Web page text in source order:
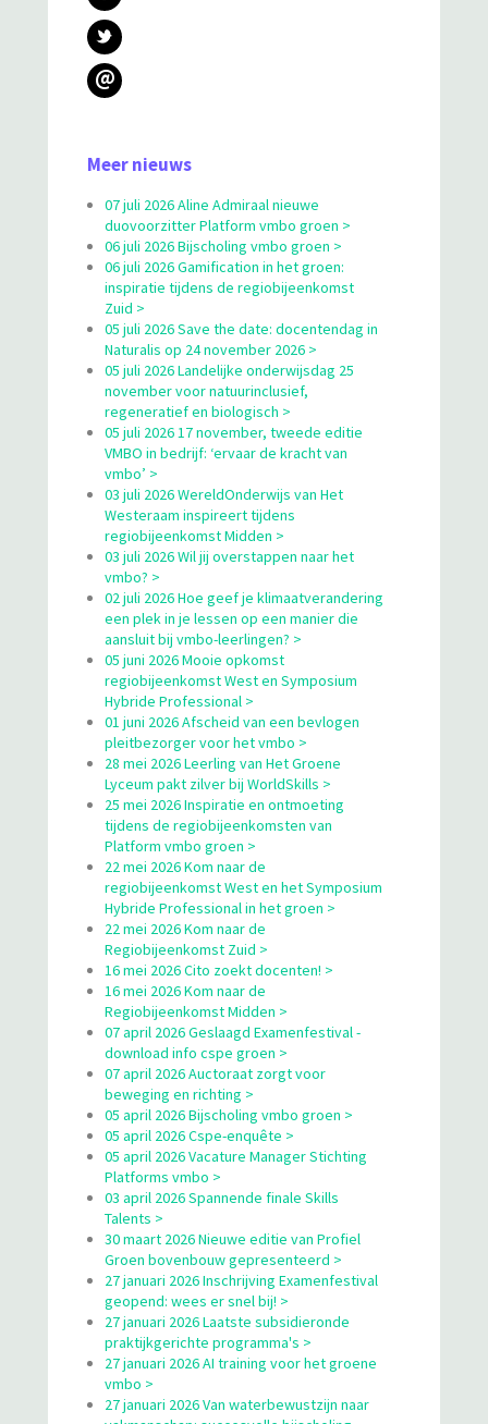
@
Meer nieuws
07 juli 2026 Aline Admiraal nieuwe
duovoorzitter Platform vmbo groen >
06 juli 2026 Bijscholing vmbo groen >
06 juli 2026 Gamification in het groen:
inspiratie tijdens de regiobijeenkomst
Zuid >
05 juli 2026 Save the date: docentendag in
Naturalis op 24 november 2026 >
05 juli 2026 Landelijke onderwijsdag 25
november voor natuurinclusief,
regeneratief en biologisch >
05 juli 2026 17 november, tweede editie
VMBO in bedrijf: ‘ervaar de kracht van
vmbo’ >
03 juli 2026 WereldOnderwijs van Het
Westeraam inspireert tijdens
regiobijeenkomst Midden >
03 juli 2026 Wil jij overstappen naar het
vmbo? >
02 juli 2026 Hoe geef je klimaatverandering
een plek in je lessen op een manier die
aansluit bij vmbo-leerlingen? >
05 juni 2026 Mooie opkomst
regiobijeenkomst West en Symposium
Hybride Professional >
01 juni 2026 Afscheid van een bevlogen
pleitbezorger voor het vmbo >
28 mei 2026 Leerling van Het Groene
Lyceum pakt zilver bij WorldSkills >
25 mei 2026 Inspiratie en ontmoeting
tijdens de regiobijeenkomsten van
Platform vmbo groen >
22 mei 2026 Kom naar de
regiobijeenkomst West en het Symposium
Hybride Professional in het groen >
22 mei 2026 Kom naar de
Regiobijeenkomst Zuid >
16 mei 2026 Cito zoekt docenten! >
16 mei 2026 Kom naar de
Regiobijeenkomst Midden >
07 april 2026 Geslaagd Examenfestival -
download info cspe groen >
07 april 2026 Auctoraat zorgt voor
beweging en richting >
05 april 2026 Bijscholing vmbo groen >
05 april 2026 Cspe-enquête >
05 april 2026 Vacature Manager Stichting
Platforms vmbo >
03 april 2026 Spannende finale Skills
Talents >
30 maart 2026 Nieuwe editie van Profiel
Groen bovenbouw gepresenteerd >
27 januari 2026 Inschrijving Examenfestival
geopend: wees er snel bij! >
27 januari 2026 Laatste subsidieronde
praktijkgerichte programma's >
27 januari 2026 AI training voor het groene
vmbo >
27 januari 2026 Van waterbewustzijn naar